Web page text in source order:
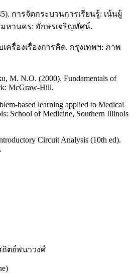
การจัดกระบวนการเรียนรู้: เน้นผู้
มหานคร: อักษรเจริญทัศน์.
ครื่องเรื่องการคิด. กรุงเทพฯ: ภาพ
M. N.O. (2000). Fundamentals of
McGraw-Hill.
based learning applied to Medical
School of Medicine, Southern Illinois
Circuit Analysis (10th ed).
ถิตย์พนาวงศ์